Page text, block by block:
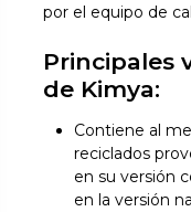
por el equipo de
Principales
de Kimya:
Contiene al
reciclados
en su versión
en la versión